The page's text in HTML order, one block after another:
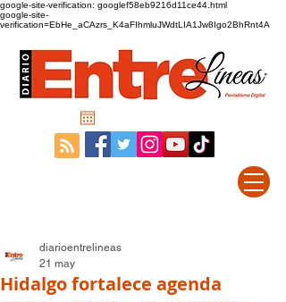
google-site-verification: googlef58eb9216d11ce44.html
google-site-
verification=EbHe_aCAzrs_K4aFIhmluJWdtLIA1Jw8Igo2BhRnt4A
Hidalgo fortalece agenda
diarioentrelineas
21 may